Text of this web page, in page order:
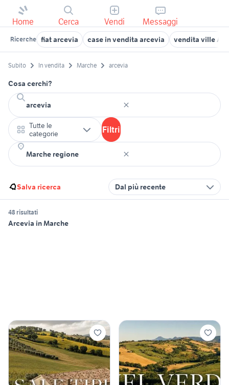
Home Cerca Vendi Messaggi
Ricerche fiat arcevia case in vendita arcevia vendita ville
Subito In vendita Marche arcevia
Cosa cerchi?
Tutte le
categorie
Filtri
Salva ricerca Dal più recente
48 risultati
Arcevia in Marche